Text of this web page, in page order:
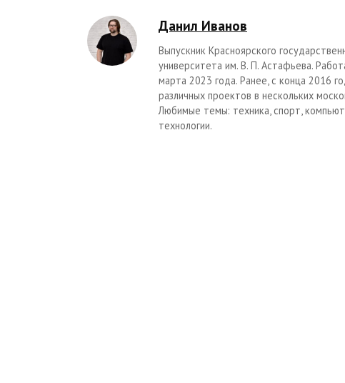
Данил Иванов
Выпускник Красноярского
университета им. В. П. Астафьева.
марта 2023 года. Ранее, с конца 2016
различных проектов в нескольких
Любимые темы: техника, спорт,
технологии.